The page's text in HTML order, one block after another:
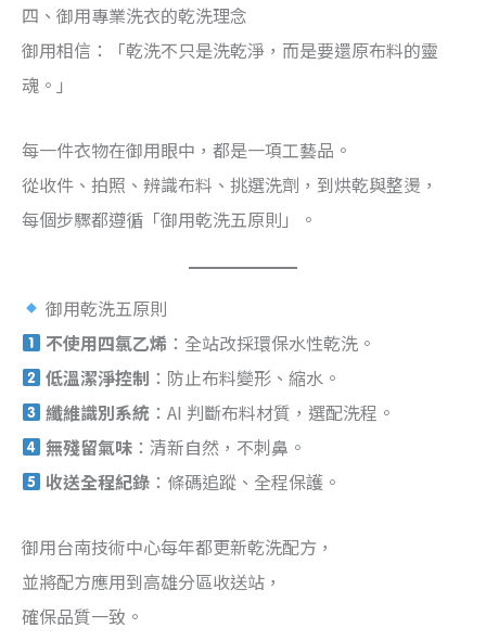
四、御用專業洗衣的乾洗理念
御用相信：「乾洗不只是洗乾淨，而是要還原布料的靈
魂。」
每一件衣物在御用眼中，都是一項工藝品。
從收件、拍照、辨識布料、挑選洗劑，到烘乾與整燙，
每個步驟都遵循「御用乾洗五原則」。
御用乾洗五原則
不使用四氯乙烯 ：全站改採環保水性乾洗。
低溫潔淨控制 ：防止布料變形、縮水。
纖維識別系統 ：AI 判斷布料材質，選配洗程。
無殘留氣味 ：清新自然，不刺鼻。
收送全程紀錄 ：條碼追蹤、全程保護。
御用台南技術中心每年都更新乾洗配方，
並將配方應用到高雄分區收送站，
確保品質一致。